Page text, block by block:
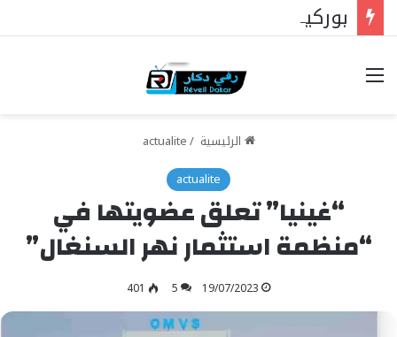
خيارات
الرئيسية /
actualite
actualite
“غينيا” تعلق عضويتها في
“منظمة استثمار نهر السنغال”
19/07/2023
5
401